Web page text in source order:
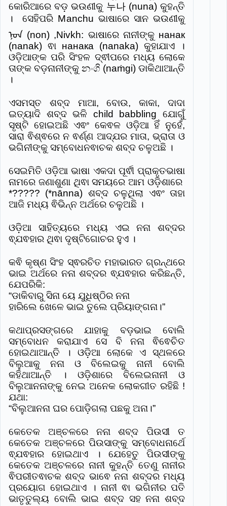
କୋରିଆରେ ବଡ଼ ଭଉଣୀକୁ 누나 (nuna) କୁହନ୍ତି
। ସେହିପରି Manchu ଭାଷାରେ ସାନ ଭଉଣୀକୁ
ᠨᠣᠨ (non) ,Nivkh: ଭାଷାରେ ନାନୀଙ୍କୁ нанак
(nanak) ଵା нанака (nanaka) କୁହାଯାଏ ।
ଓଡ଼ିଆଙ୍କ ପରି ସିଂହଳ ଦ୍ଵୀପରେ ମଧ୍ୟ ଲୋକେ
ତାଙ୍କ ବଡ଼ନାନୀଙ୍କୁ නංගි (naṁgi) ଡାକିଥାଆନ୍ତି
।
ଏସମସ୍ତ ଶବ୍ଦ ମାଆ, ବୋଉ, କାକା, ଦାଦା
ଇତ୍ୟାଦି ଶବ୍ଦ ଭଳି child babbling ଯୋଗୁଁ
ସୃଷ୍ଟି ହୋଇଅଛି ଏଵଂ କେଵଳ ଓଡ଼ିଆ ହିଁ ନୁହେଁ,
ସାରା ଵିଶ୍ଵରେ ନ ଵର୍ଣ୍ଣ ଆଦ୍ଯର ମାତା, ଭ୍ରାତା ଓ
ଭଗିନୀଙ୍କୁ ସମ୍ବୋଧନଵାଚକ ଶବ୍ଦ ଚଳୁଅଛି ।
ସେଇମିତି ଓଡ଼ିଆ ଭାଷା ଏକଦା ପୂର୍ଵୀ ପ୍ରାକୃତଭାଷା
ନାମରେ ଜଣାଶୁଣା ଥିଵା ସମୟରେ ଆମ ଓଡ଼ିଶାରେ
*????? (*nānna) ଶବ୍ଦ ଚଳୁଥିଲା ଏଵଂ ତାହା
ଆଜି ମଧ୍ୟ ଵିଭିନ୍ନ ଅର୍ଥରେ ଚଳୁଅଛି ।
ଓଡ଼ିଆ ସାହିତ୍ୟରେ ମଧ୍ୟ ଏଇ ନନା ଶବ୍ଦର
ଵ୍ଯଵହାର ଥିଵା ଦୃଷ୍ଟିଗୋଚର ହୁଏ ।
କଵି କୃଷ୍ଣ ସିଂହ ସ୍ଵରଚିତ ମହାଭାରତ ଗ୍ରନ୍ଥରେ
ଭାଇ ଅର୍ଥରେ ନନା ଶବ୍ଦର ଵ୍ଯଵହାର କରିଛନ୍ତି,
ଯେପରିକି:
“ଡାକିବାରୁ ସିନା ୟେ ଯୁଧିଷ୍ଠିର ନନା
ହାରିଲେ ଖେଳେ ଭାଇ ତୁଲେ ପ୍ରିୟାଙ୍ଗନା।”
କଥାପ୍ରସଙ୍ଗରେ ଯାହାକୁ ବଡ଼ଭାଇ ବୋଲି
ସମ୍ବୋଧନ କରାଯାଏ ସେ ବି ନନା ଵିଵେଚିତ
ହୋଇଥାଆନ୍ତି । ଓଡ଼ିଆ ଲୋକେ ଏ ସ୍ଥଳରେ
ବିଲୁଆକୁ ନନା ଓ ବିଲେଇକୁ ନାନୀ ବୋଲି
କହିଥାଆନ୍ତି । ଓଡ଼ିଶାରେ ବିଲେଇନାନୀ ଓ
ବିଲୁଆନନାଙ୍କୁ ନେଇ ଅନେକ ଲୋକଗୀତ ରହିଛି !
ଯଥା:
“ବିଲୁଆନନା ଘର ପୋଡ଼ିଗଲା ପଛକୁ ଅନା।”
କେତେକ ଅଞ୍ଚଳରେ ନନା ଶବ୍ଦ ପିଉସୀ ତ
କେତେକ ଅଞ୍ଚଳରେ ପିଉସାଙ୍କୁ ସମ୍ବୋଧନାର୍ଥେ
ଵ୍ଯଵହାର ହୋଇଥାଏ । ଯେହେତୁ ପିଉସୀଙ୍କୁ
କେତେକ ଅଞ୍ଚଳରେ ନାନୀ କୁହନ୍ତି ତେଣୁ ନାନୀର
ଵିପରୀତଵାଚକ ଶବ୍ଦ ଭାଵେ ନନା ଶବ୍ଦର ମଧ୍ୟ
ପ୍ରୟୋଗ ହୋଇଥାଏ । ନାନୀ ଵା ଭଗିନୀର ପତି
ଭାତୃତୁଲ୍ୟ ବୋଲି ଭାଇ ଶବ୍ଦ ସହ ନନା ଶବ୍ଦ